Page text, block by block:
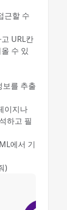
근할 수
URL칸
수 있
를 추출
이지나
하고 필
에서 기
)